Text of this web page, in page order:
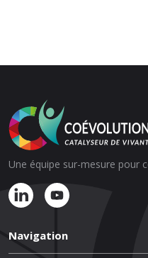
Une équipe sur-mesure pour
Navigation